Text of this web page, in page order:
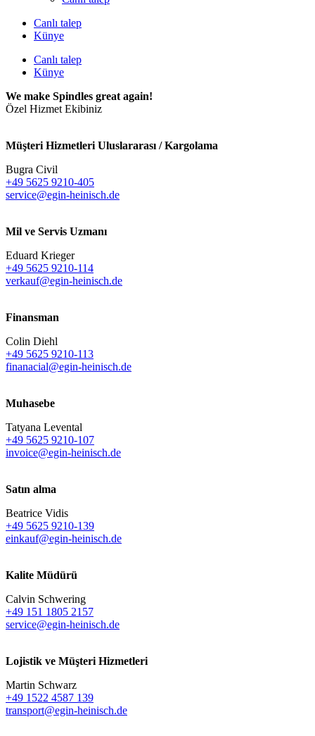
Canlı talep
Künye
Canlı talep
Künye
We make Spindles great again!
Özel Hizmet Ekibiniz
Müşteri Hizmetleri Uluslararası / Kargolama
Bugra Civil
+49 5625 9210-405
service@egin-heinisch.de
Mil ve Servis Uzmanı
Eduard Krieger
+49 5625 9210-114
verkauf@egin-heinisch.de
Finansman
Colin Diehl
+49 5625 9210-113
finanacial@egin-heinisch.de
Muhasebe
Tatyana Levental
+49 5625 9210-107
invoice@egin-heinisch.de
Satın alma
Beatrice Vidis
+49 5625 9210-139
einkauf@egin-heinisch.de
Kalite Müdürü
Calvin Schwering
+49 151 1805 2157
service@egin-heinisch.de
Lojistik ve Müşteri Hizmetleri
Martin Schwarz
+49 1522 4587 139
transport@egin-heinisch.de